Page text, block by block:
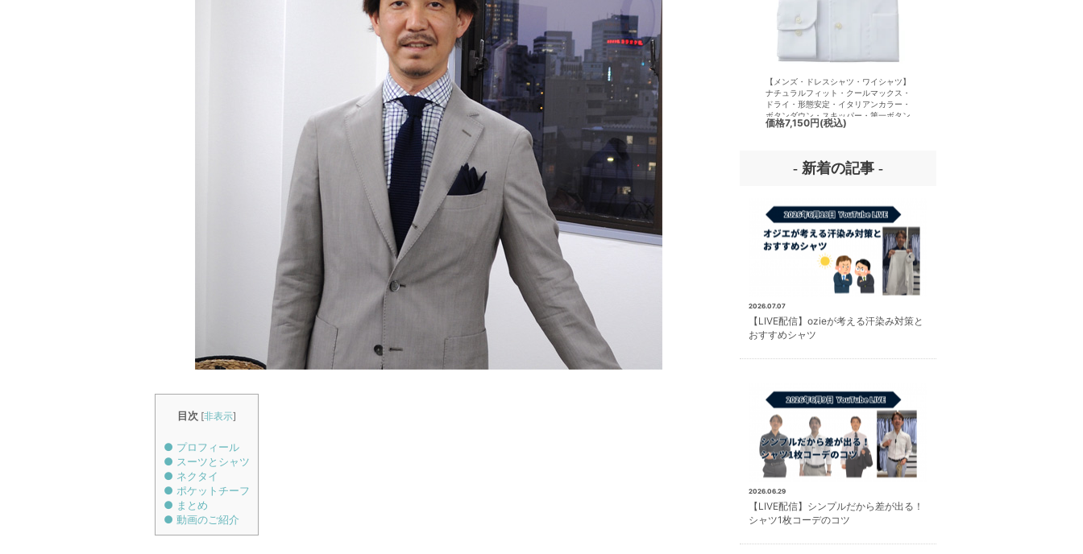
目次 [非表示]
● プロフィール
● スーツとシャツ
● ネクタイ
● ポケットチーフ
● まとめ
● 動画のご紹介
【メンズ・ドレスシャツ・ワイシャツ】
ナチュラルフィット・ブロード・ダブル
カフス・ホリゾンタルカラー・カッタウ
ェイ・クレリック
8,800円(税込)
【メンズ・ドレスシャツ・ワイシャツ】
ナチュラルフィット・クールマックス・
ドライ・形態安定・イタリアンカラー・
ボタンダウン・スキッパー・第一ボタン
無し
価格7,150円(税込)
- 新着の記事 -
2026.07.07
【LIVE配信】ozieが考える汗染み対策と
おすすめシャツ
2026.06.29
【LIVE配信】シンプルだから差が出る！
シャツ1枚コーデのコツ